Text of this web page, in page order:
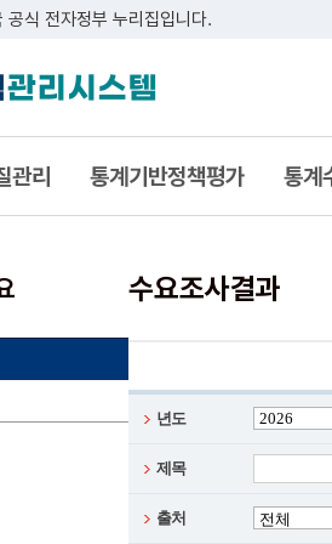
공식 전자정부 누리집입니다.
관리 통계기반정책평가 통계
수요조사결과
년도
제목
출처